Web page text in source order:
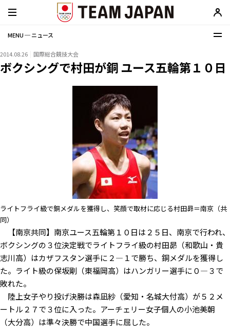
MENU ─ ニュース
2014.08.26 国際総合競技大会
ボクシングで村田が銅 ユース五輪第１０日
ライトフライ級で銅メダルを獲得し、笑顔で取材に応じる村田昴＝南京（共
同）
【南京共同】南京ユース五輪第１０日は２５日、南京で行われ、
ボクシングの３位決定戦でライトフライ級の村田昴（和歌山・貴
志川高）はカザフスタン選手に２―１で勝ち、銅メダルを獲得し
た。ライト級の保坂剛（東福岡高）はハンガリー選手に０―３で
敗れた。
陸上女子やり投げ決勝は森凪紗（愛知・名城大付高）が５２メ
ートル２７で３位に入った。アーチェリー女子個人の小池美朝
（大分高）は準々決勝で中国選手に屈した。